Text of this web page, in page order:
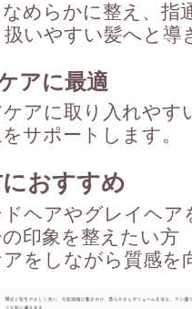
めらかに整え、指
扱いやすい髪へと導
アに最適
ケアに取り入れやす
サポートします。
おすすめ
ドヘアやグレイヘア
印象を整えたい方
をしながら質感を